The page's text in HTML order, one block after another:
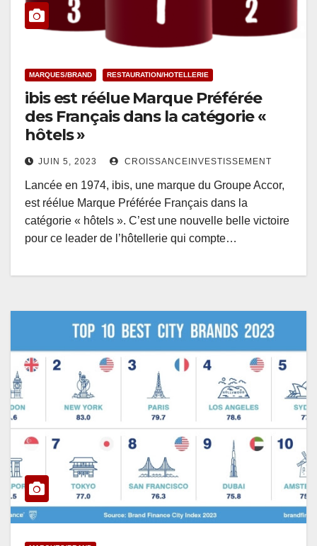
MARQUES/BRAND RESTAURATION/HOTELLERIE
ibis est réélue Marque Préférée
des Français dans la catégorie «
hôtels »
JUIN 5, 2023 CROISSANCEINVESTISSEMENT
Lancée en 1974, ibis, une marque du Groupe Accor,
est réélue Marque Préférée Français dans la
catégorie « hôtels ». C’est une nouvelle belle victoire
pour ce leader de l’hôtellerie qui compte…